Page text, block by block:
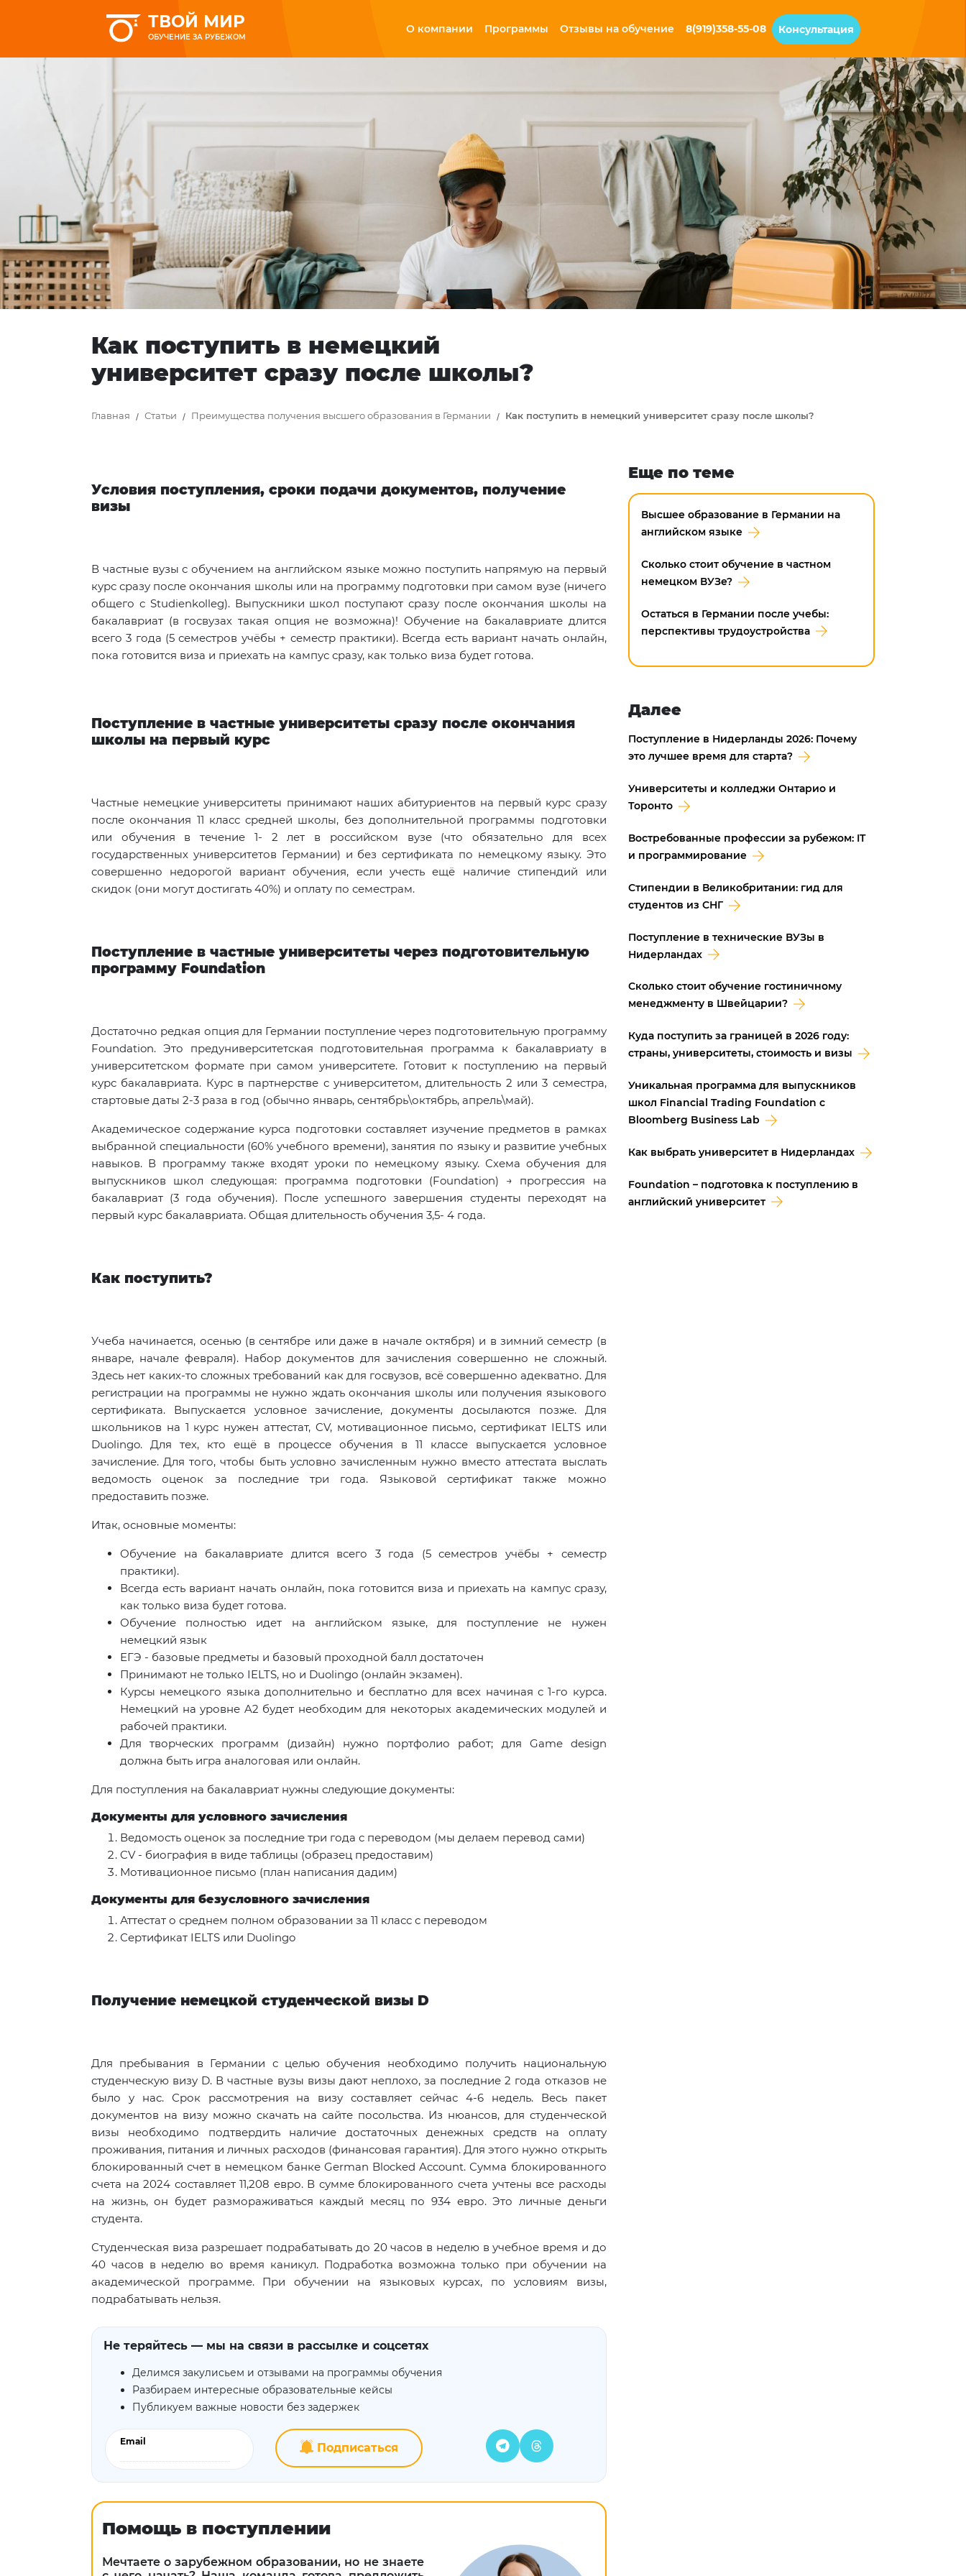
ТВОЙ МИР
ОБУЧЕНИЕ ЗА РУБЕЖОМ
О компании Программы Отзывы на обучение 8(919)358-55-08 Консультация
Как поступить в немецкий
университет сразу после школы?
Главная Статьи Преимущества получения высшего образования в Германии Как поступить в немецкий университет сразу после школы?
Условия поступления, сроки подачи документов, получение
визы
В частные вузы с обучением на английском языке можно поступить напрямую на первый
курс сразу после окончания школы или на программу подготовки при самом вузе (ничего
общего с Studienkolleg). Выпускники школ поступают сразу после окончания школы на
бакалавриат (в госвузах такая опция не возможна)! Обучение на бакалавриате длится
всего 3 года (5 семестров учёбы + семестр практики). Всегда есть вариант начать онлайн,
пока готовится виза и приехать на кампус сразу, как только виза будет готова.
Поступление в частные университеты сразу после окончания
школы на первый курс
Частные немецкие университеты принимают наших абитуриентов на первый курс сразу
после окончания 11 класс средней школы, без дополнительной программы подготовки
или обучения в течение 1- 2 лет в российском вузе (что обязательно для всех
государственных университетов Германии) и без сертификата по немецкому языку. Это
совершенно недорогой вариант обучения, если учесть ещё наличие стипендий или
скидок (они могут достигать 40%) и оплату по семестрам.
Поступление в частные университеты через подготовительную
программу Foundation
Достаточно редкая опция для Германии поступление через подготовительную программу
Foundation. Это предуниверситетская подготовительная программа к бакалавриату в
университетском формате при самом университете. Готовит к поступлению на первый
курс бакалавриата. Курс в партнерстве с университетом, длительность 2 или 3 семестра,
стартовые даты 2-3 раза в год (обычно январь, сентябрь\октябрь, апрель\май).
Академическое содержание курса подготовки составляет изучение предметов в рамках
выбранной специальности (60% учебного времени), занятия по языку и развитие учебных
навыков. В программу также входят уроки по немецкому языку. Схема обучения для
выпускников школ следующая: программа подготовки (Foundation) → прогрессия на
бакалавриат (3 года обучения). После успешного завершения студенты переходят на
первый курс бакалавриата. Общая длительность обучения 3,5- 4 года.
Как поступить?
Учеба начинается, осенью (в сентябре или даже в начале октября) и в зимний семестр (в
январе, начале февраля). Набор документов для зачисления совершенно не сложный.
Здесь нет каких-то сложных требований как для госвузов, всё совершенно адекватно. Для
регистрации на программы не нужно ждать окончания школы или получения языкового
сертификата. Выпускается условное зачисление, документы досылаются позже. Для
школьников на 1 курс нужен аттестат, CV, мотивационное письмо, сертификат IELTS или
Duolingo. Для тех, кто ещё в процессе обучения в 11 классе выпускается условное
зачисление. Для того, чтобы быть условно зачисленным нужно вместо аттестата выслать
ведомость оценок за последние три года. Языковой сертификат также можно
предоставить позже.
Итак, основные моменты:
Обучение на бакалавриате длится всего 3 года (5 семестров учёбы + семестр
практики).
Всегда есть вариант начать онлайн, пока готовится виза и приехать на кампус сразу,
как только виза будет готова.
Обучение полностью идет на английском языке, для поступление не нужен
немецкий язык
ЕГЭ - базовые предметы и базовый проходной балл достаточен
Принимают не только IELTS, но и Duolingo (онлайн экзамен).
Курсы немецкого языка дополнительно и бесплатно для всех начиная с 1-го курса.
Немецкий на уровне A2 будет необходим для некоторых академических модулей и
рабочей практики.
Для творческих программ (дизайн) нужно портфолио работ; для Game design
должна быть игра аналоговая или онлайн.
Для поступления на бакалавриат нужны следующие документы:
Документы для условного зачисления
Ведомость оценок за последние три года с переводом (мы делаем перевод сами)
CV - биография в виде таблицы (образец предоставим)
Мотивационное письмо (план написания дадим)
Документы для безусловного зачисления
Аттестат о среднем полном образовании за 11 класс с переводом
Сертификат IELTS или Duolingo
Получение немецкой студенческой визы D
Для пребывания в Германии с целью обучения необходимо получить национальную
студенческую визу D. В частные вузы визы дают неплохо, за последние 2 года отказов не
было у нас. Срок рассмотрения на визу составляет сейчас 4-6 недель. Весь пакет
документов на визу можно скачать на сайте посольства. Из нюансов, для студенческой
визы необходимо подтвердить наличие достаточных денежных средств на оплату
проживания, питания и личных расходов (финансовая гарантия). Для этого нужно открыть
блокированный счет в немецком банке German Blocked Account. Сумма блокированного
счета на 2024 составляет 11,208 евро. В сумме блокированного счета учтены все расходы
на жизнь, он будет размораживаться каждый месяц по 934 евро. Это личные деньги
студента.
Студенческая виза разрешает подрабатывать до 20 часов в неделю в учебное время и до
40 часов в неделю во время каникул. Подработка возможна только при обучении на
академической программе. При обучении на языковых курсах, по условиям визы,
подрабатывать нельзя.
Еще по теме
Высшее образование в Германии на
английском языке
Сколько стоит обучение в частном
немецком ВУЗе?
Остаться в Германии после учебы:
перспективы трудоустройства
Далее
Поступление в Нидерланды 2026: Почему
это лучшее время для старта?
Университеты и колледжи Онтарио и
Торонто
Востребованные профессии за рубежом: IT
и программирование
Стипендии в Великобритании: гид для
студентов из СНГ
Поступление в технические ВУЗы в
Нидерландах
Сколько стоит обучение гостиничному
менеджменту в Швейцарии?
Куда поступить за границей в 2026 году:
страны, университеты, стоимость и визы
Уникальная программа для выпускников
школ Financial Trading Foundation с
Bloomberg Business Lab
Как выбрать университет в Нидерландах
Foundation – подготовка к поступлению в
английский университет
Не теряйтесь — мы на связи в рассылке и соцсетях
Делимся закулисьем и отзывами на программы обучения
Разбираем интересные образовательные кейсы
Публикуем важные новости без задержек
Email Подписаться
Помощь в поступлении
Мечтаете о зарубежном образовании, но не знаете